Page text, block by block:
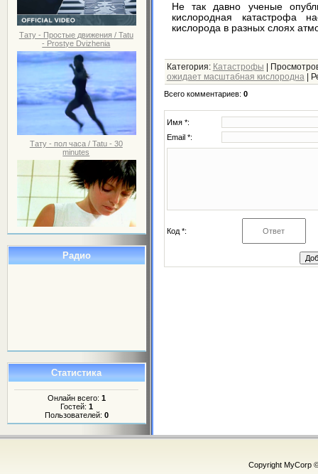
Тату - Простые движения / Tatu
- Prostye Dvizhenia
Тату - пол часа / Tatu - 30
minutes
Радио
Статистика
Онлайн всего: 1
Гостей: 1
Пользователей: 0
Не так давно ученые
кислородная катастрофа
кислорода в разных слоях
Категория: Катастрофы
ожидает масштабная кислородна|
Всего комментариев: 0
Имя *:
Email *:
Код *:
Copyright MyCorp